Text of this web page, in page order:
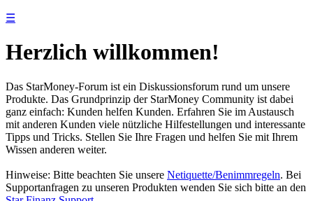
☰
Herzlich willkommen!
Das StarMoney-Forum ist ein Diskussionsforum rund um unsere
Produkte. Das Grundprinzip der StarMoney Community ist dabei
ganz einfach: Kunden helfen Kunden. Erfahren Sie im Austausch
mit anderen Kunden viele nützliche Hilfestellungen und interessante
Tipps und Tricks. Stellen Sie Ihre Fragen und helfen Sie mit Ihrem
Wissen anderen weiter.
Hinweise: Bitte beachten Sie unsere Netiquette/Benimmregeln. Bei
Supportanfragen zu unseren Produkten wenden Sie sich bitte an den